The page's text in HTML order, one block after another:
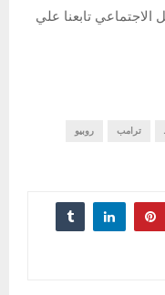
الاجتماعي تابعنا علي
ترامب روبيو